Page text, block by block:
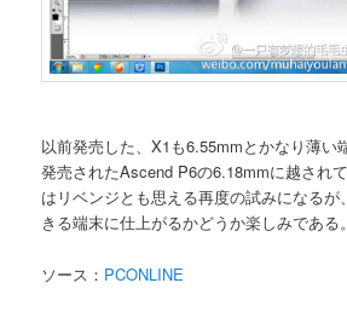
以前発売した、X1も6.55mmとかなり薄い
発売されたAscend P6の6.18mmに越され
はリベンジとも思える再度の試みになる
きる端末に仕上がるかどうか楽しみである。
ソース： PCONLINE